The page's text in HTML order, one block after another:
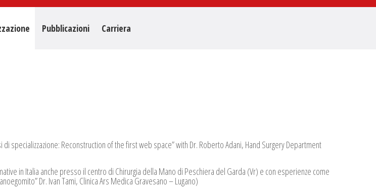
Pubblicazioni Carriera
specializzazione: Reconstruction of the first web space” with Dr. Roberto Adani, Hand Surgery Department
in Italia anche presso il centro di Chirurgia della Mano di Peschiera del Garda (Vr) e con esperienze come
Dr. Ivan Tami, Clinica Ars Medica Gravesano – Lugano)